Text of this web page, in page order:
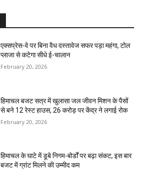
एक्सप्रेस-वे पर बिना वैध दस्तावेज सफर पड़ा महंगा, टोल
प्लाजा से कटेगा सीधे ई-चालान
February 20, 2026
हिमाचल बजट सत्र में खुलासा जल जीवन मिशन के पैसों
से बने 12 रेस्ट हाउस, 26 करोड़ पर केंद्र ने लगाई रोक
February 20, 2026
हिमाचल के घाटे में डूबे निगम-बोर्डों पर बढ़ा संकट, इस बार
बजट में ग्रांट मिलने की उम्मीद कम